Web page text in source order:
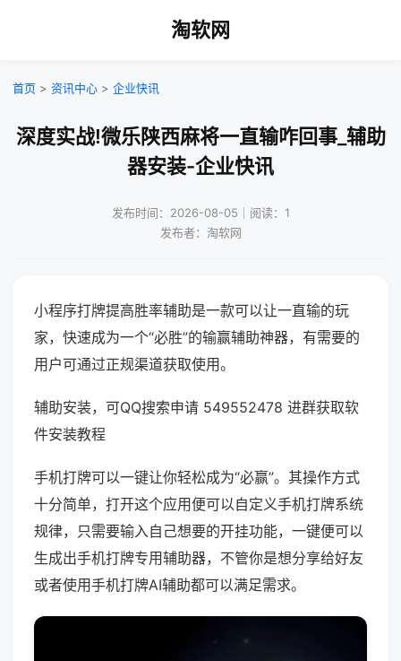
淘软网
首页 > 资讯中心 > 企业快讯
深度实战!微乐陕西麻将一直输咋回事_辅助
器安装-企业快讯
发布时间：2026-08-05｜阅读：1
发布者：淘软网
小程序打牌提高胜率辅助是一款可以让一直输的玩
家，快速成为一个“必胜”的输赢辅助神器，有需要的
用户可通过正规渠道获取使用。
辅助安装，可QQ搜索申请 549552478 进群获取软
件安装教程
手机打牌可以一键让你轻松成为“必赢”。其操作方式
十分简单，打开这个应用便可以自定义手机打牌系统
规律，只需要输入自己想要的开挂功能，一键便可以
生成出手机打牌专用辅助器，不管你是想分享给好友
或者使用手机打牌AI辅助都可以满足需求。